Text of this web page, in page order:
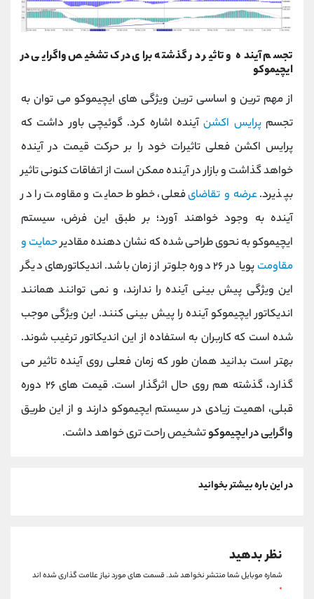
تجسم آینده و تاثیر در گذشته برای درک تشخیص واگرایی در
ایچیموکو
از مهم ترین و اساسی ترین ویژگی های ایچیموکو می توان به
تجسمپرایس اکشنآینده اشاره کرد. گوئيچی باور داشت که
پرایس اکشن فعلی تاثیرات خود را بر حرکت قیمت در آینده
خواهد گذاشت و بازار در آینده ممکن است از اتفاقات کنونی تاثیر
بپذیرد.عرضه و تقاضایفعلی، خطوط حمایت و مقاومت را در
آینده به وجود خواهند آورد؛ بر طبق این فرض، سیستم
ایچیموکو به نحوی طراحی شده که نشان ‌دهنده مقادیرحمایت و
مقاومت
پویا در ۲۶ دوره جلوتر از زمان باشد. اندیکاتورهای دیگر
این ویژگی پیش‌ بینی آینده را ندارند، و نمی توانند همانند
اندیکاتور ایچیموکو آینده را پیش بینی کنند. این ویژگی موجب
شده است که کاربران به استفاده از این اندیکاتور ترغیب شوند.
بهتر است بدانید همان ‌طور که زمان فعلی روی آینده تاثیر می‌
گذارد، گذشته هم روی حال اثرگذار است. قیمت‌ های ۲۶ دوره
قبلی، اهمیت زیادی در سیستم ایچیموکو دارند و از این طریق
واگرایی در ایچیموکوتشخیص راحت تری خواهد داشت.
در این باره بیشتر بخوانید
نظر بدهید
شماره موبایل شما منتشر نخواهد شد.قسمت های مورد نیاز علامت گذاری شده اند
*